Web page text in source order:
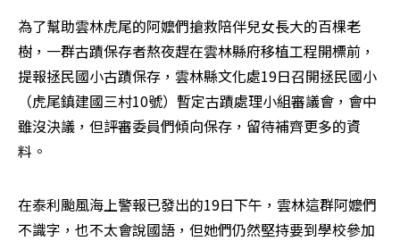
為了幫助雲林虎尾的阿嬤們搶救陪伴兒女長大的百棵老
樹，一群古蹟保存者熬夜趕在雲林縣府移植工程開標前，
提報拯民國小古蹟保存，雲林縣文化處19日召開拯民國小
（虎尾鎮建國三村10號）暫定古蹟處理小組審議會，會中
雖沒決議，但評審委員們傾向保存，留待補齊更多的資
料。
在泰利颱風海上警報已發出的19日下午，雲林這群阿嬤們
不識字，也不太會說國語，但她們仍然堅持要到學校參加